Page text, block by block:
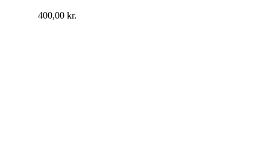
400,00 kr.